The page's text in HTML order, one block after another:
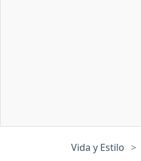
Vida y Estilo